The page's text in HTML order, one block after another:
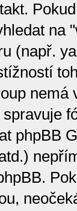
na
(např.
nemá
spravuje
phpBB